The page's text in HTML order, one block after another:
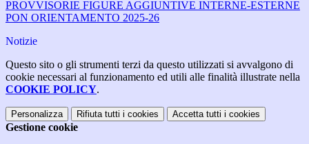
PROVVISORIE FIGURE AGGIUNTIVE INTERNE-ESTERNE
PON ORIENTAMENTO 2025-26
Notizie
Questo sito o gli strumenti terzi da questo utilizzati si avvalgono di
cookie necessari al funzionamento ed utili alle finalità illustrate nella
COOKIE POLICY.
Personalizza Rifiuta tutti i cookies Accetta tutti i cookies
Gestione cookie